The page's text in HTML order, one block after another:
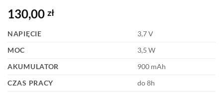
130,00 zł
NAPIĘCIE
3,7 V
MOC
3,5 W
AKUMULATOR
900 mAh
CZAS PRACY
do 8h